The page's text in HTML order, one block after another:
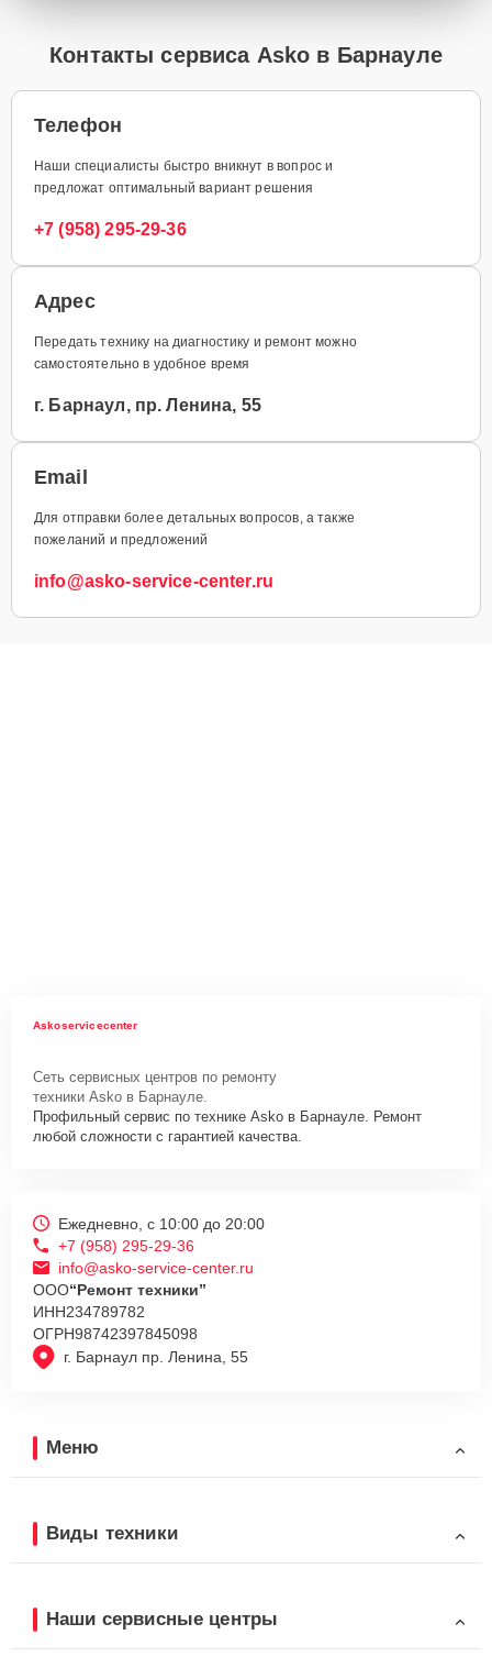
Контакты сервиса Asko в Барнауле
Телефон
Наши специалисты быстро вникнут в вопрос и
предложат оптимальный вариант решения
+7 (958) 295-29-36
Адрес
Передать технику на диагностику и ремонт можно
самостоятельно в удобное время
г. Барнаул, пр. Ленина, 55
Email
Для отправки более детальных вопросов, а также
пожеланий и предложений
info@asko-service-center.ru
Askoservicecenter
Сеть сервисных центров по ремонту
техники Asko в Барнауле.
Профильный сервис по технике Asko в Барнауле. Ремонт
любой сложности с гарантией качества.
г. Барнаул пр. Ленина, 55
Ежедневно, с 10:00 до 20:00
+7 (958) 295-29-36
info@asko-service-center.ru
ООО“Ремонт техники”
ИНН234789782
ОГРН98742397845098
Меню
Виды техники
Наши сервисные центры